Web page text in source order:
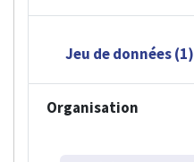
Jeu de données (1)
Organisation